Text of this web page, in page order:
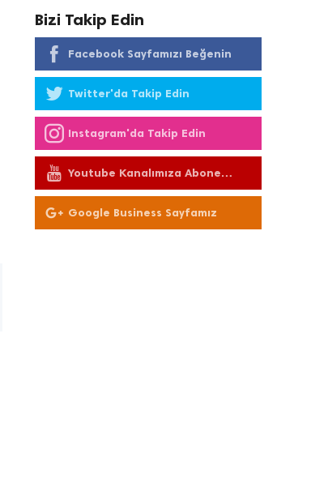
Bizi Takip Edin
Facebook Sayfamızı Beğenin
Twitter'da Takip Edin
Instagram'da Takip Edin
Youtube Kanalımıza Abone
Olun
Google Business Sayfamız